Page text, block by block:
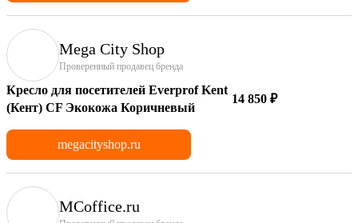
Mega City Shop
Проверенный продавец бренда
Кресло для посетителей Everprof Kent
(Кент) CF Экокожа Коричневый
14 850 ₽
megacityshop.ru
MCoffice.ru